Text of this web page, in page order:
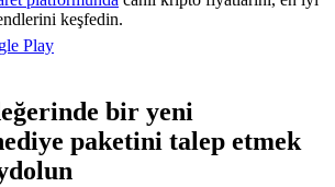
keşfedin.
Play
bir yeni
paketini talep etmek